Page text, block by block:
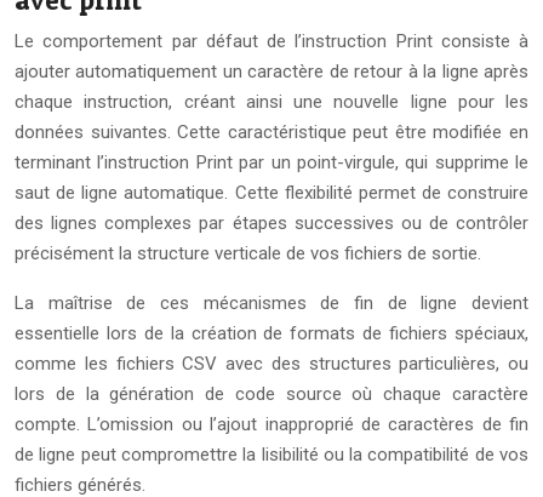
Le comportement par défaut de l’instruction Print consiste à
ajouter automatiquement un caractère de retour à la ligne après
chaque instruction, créant ainsi une nouvelle ligne pour les
données suivantes. Cette caractéristique peut être modifiée en
terminant l’instruction Print par un point-virgule, qui supprime le
saut de ligne automatique. Cette flexibilité permet de construire
des lignes complexes par étapes successives ou de contrôler
précisément la structure verticale de vos fichiers de sortie.
La maîtrise de ces mécanismes de fin de ligne devient
essentielle lors de la création de formats de fichiers spéciaux,
comme les fichiers CSV avec des structures particulières, ou
lors de la génération de code source où chaque caractère
compte. L’omission ou l’ajout inapproprié de caractères de fin
de ligne peut compromettre la lisibilité ou la compatibilité de vos
fichiers générés.